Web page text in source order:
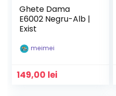
Ghete Dama
E6002 Negru-Alb |
Exist
meimei
149,00 lei